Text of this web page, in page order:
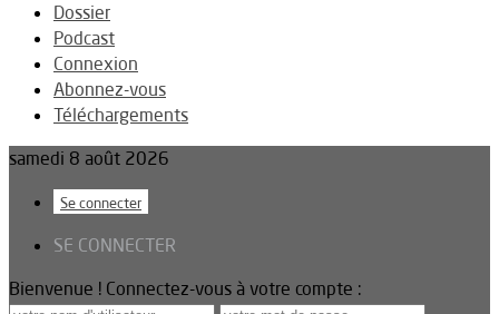
Dossier
Podcast
Connexion
Abonnez-vous
Téléchargements
samedi 8 août 2026
Se connecter
SE CONNECTER
Bienvenue ! Connectez-vous à votre compte :